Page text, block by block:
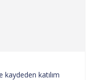
kaydeden katılım